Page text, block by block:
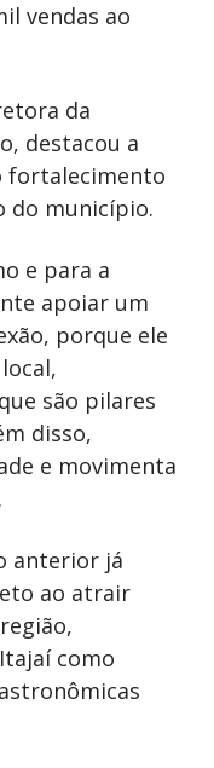
vendas ao
da
destacou a
fortalecimento
do município.
e para a
apoiar um
porque ele
são pilares
disso,
e movimenta
anterior já
ao atrair
como